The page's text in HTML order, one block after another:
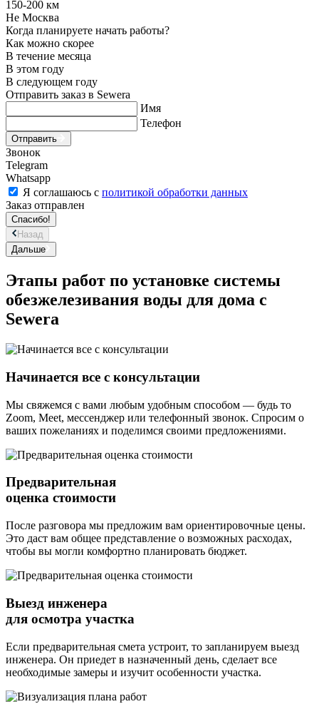
150-200 км
Не Москва
Когда планируете начать работы?
Как можно скорее
В течение месяца
В этом году
В следующем году
Отправить заказ в Sewera
Имя
Телефон
Отправить
Звонок
Telegram
Whatsapp
Я соглашаюсь с политикой обработки данных
Заказ отправлен
Спасибо!
Назад
Дальше
Этапы работ по установке системы
обезжелезивания воды для дома с
Sewera
Начинается все с консультации
Мы свяжемся с вами любым удобным способом — будь то
Zoom, Meet, мессенджер или телефонный звонок. Спросим о
ваших пожеланиях и поделимся своими предложениями.
Предварительная
оценка стоимости
После разговора мы предложим вам ориентировочные цены.
Это даст вам общее представление о возможных расходах,
чтобы вы могли комфортно планировать бюджет.
Выезд инженера
для осмотра участка
Если предварительная смета устроит, то запланируем выезд
инженера. Он приедет в назначенный день, сделает все
необходимые замеры и изучит особенности участка.